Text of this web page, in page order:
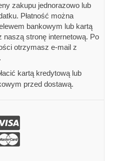
zakupu jednorazowo lub
Płatność można
bankowym lub kartą
naszą stronę internetową. Po
otrzymasz e-mail z
kartą kredytową lub
przed dostawą.